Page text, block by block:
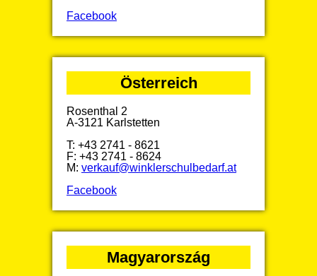
Facebook
Österreich
Rosenthal 2
A-3121 Karlstetten
T: +43 2741 - 8621
F: +43 2741 - 8624
M: verkauf@winklerschulbedarf.at
Facebook
Magyarország